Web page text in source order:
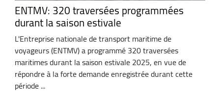
ENTMV: 320 traversées programmées
durant la saison estivale
L'Entreprise nationale de transport maritime de
voyageurs (ENTMV) a programmé 320 traversées
maritimes durant la saison estivale 2025, en vue de
répondre à la forte demande enregistrée durant cette
période ...